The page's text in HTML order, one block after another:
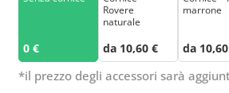
0 €
Rovere
naturale
da 10,60 €
marrone
da
*il prezzo degli accessori sarà